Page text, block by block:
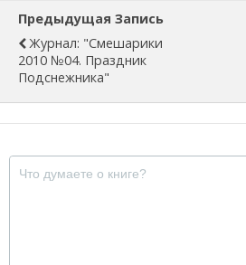
Предыдущая Запись
Журнал: "Смешарики
2010 №04. Праздник
Подснежника"